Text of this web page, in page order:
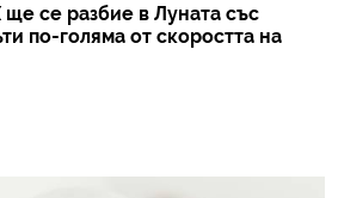
ще се разбие в Луната със
по-голяма от скоростта на